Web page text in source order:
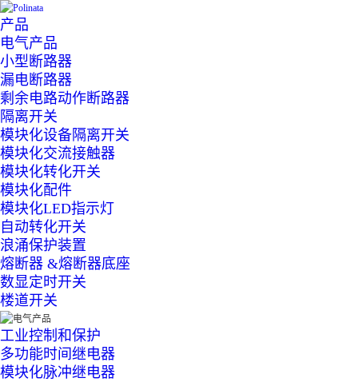
产品
电气产品
小型断路器
漏电断路器
剩余电路动作断路器
隔离开关
模块化设备隔离开关
模块化交流接触器
模块化转化开关
模块化配件
模块化LED指示灯
自动转化开关
浪涌保护装置
熔断器 &熔断器底座
数显定时开关
楼道开关
工业控制和保护
多功能时间继电器
模块化脉冲继电器